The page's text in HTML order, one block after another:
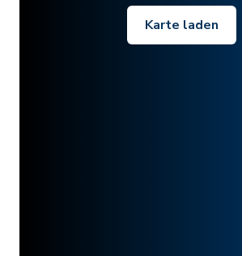
Karte laden